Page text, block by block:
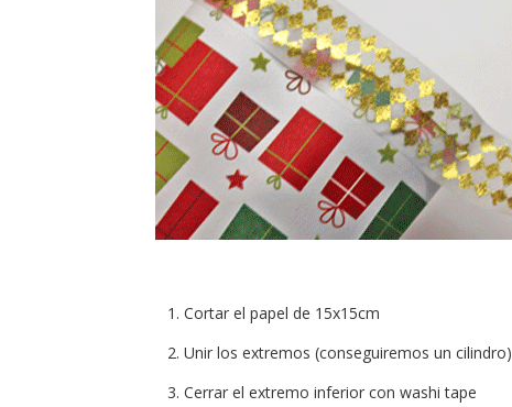
Cortar el papel de 15x15cm
Unir los extremos (conseguiremos un cilindro)
Cerrar el extremo inferior con washi tape